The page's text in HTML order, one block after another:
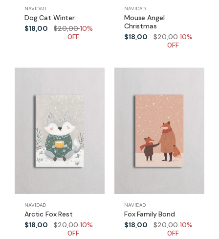
NAVIDAD
Dog Cat Winter
$18,00
$20,0010%
0FF
NAVIDAD
Mouse Angel
Christmas
$18,00
$20,0010%
0FF
NAVIDAD
Arctic Fox Rest
$18,00
$20,0010%
0FF
NAVIDAD
Fox Family Bond
$18,00
$20,0010%
0FF